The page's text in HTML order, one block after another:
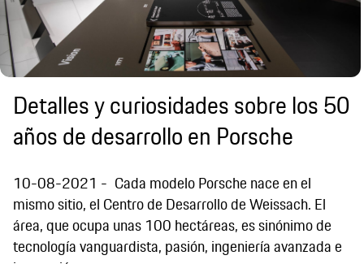
Detalles y curiosidades sobre los 50
años de desarrollo en Porsche
10-08-2021
Cada modelo Porsche nace en el
mismo sitio, el Centro de Desarrollo de Weissach. El
área, que ocupa unas 100 hectáreas, es sinónimo de
tecnología vanguardista, pasión, ingeniería avanzada e